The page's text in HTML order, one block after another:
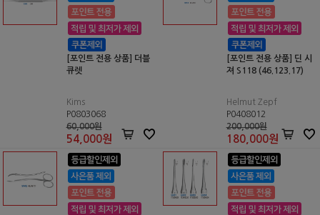
[포인트 전용 상품] 더블
큐렛
Kims
P0803068
60,000원
54,000원
[포인트 전용 상품] 딘 시
져 S118 (46.123.17)
Helmut Zepf
P0408012
200,000원
180,000원